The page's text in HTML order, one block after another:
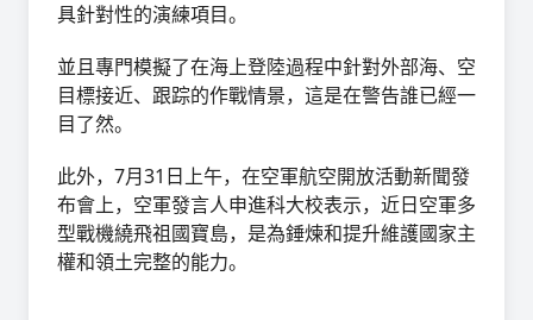
具針對性的演練項目。
並且專門模擬了在海上登陸過程中針對外部海、空
目標接近、跟踪的作戰情景，這是在警告誰已經一
目了然。
此外，7月31日上午，在空軍航空開放活動新聞發
布會上，空軍發言人申進科大校表示，近日空軍多
型戰機繞飛祖國寶島，是為錘煉和提升維護國家主
權和領土完整的能力。